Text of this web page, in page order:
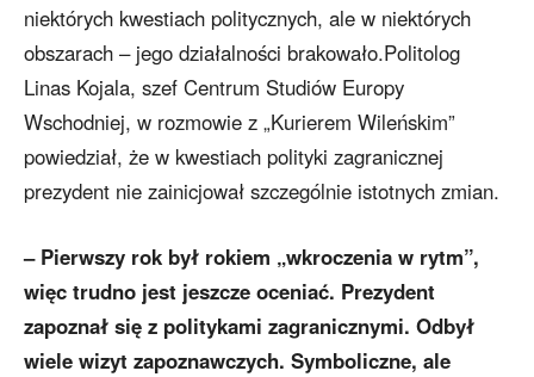
niektórych kwestiach politycznych, ale w niektórych
obszarach – jego działalności brakowało.Politolog
Linas Kojala, szef Centrum Studiów Europy
Wschodniej, w rozmowie z „Kurierem Wileńskim”
powiedział, że w kwestiach polityki zagranicznej
prezydent nie zainicjował szczególnie istotnych zmian.
– Pierwszy rok był rokiem „wkroczenia w rytm”,
więc trudno jest jeszcze oceniać. Prezydent
zapoznał się z politykami zagranicznymi. Odbył
wiele wizyt zapoznawczych. Symboliczne, ale